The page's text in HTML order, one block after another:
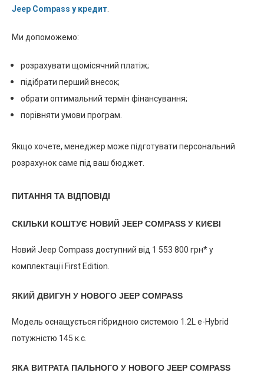
Jeep Compass у кредит
Ми допоможемо:
розрахувати щомісячний платіж;
підібрати перший внесок;
обрати оптимальний термін фінансування;
порівняти умови програм.
Якщо хочете, менеджер може підготувати персональний
розрахунок саме під ваш бюджет.
ПИТАННЯ ТА ВІДПОВІДІ
СКІЛЬКИ КОШТУЄ НОВИЙ JEEP COMPASS У КИЄВІ
Новий Jeep Compass доступний від 1 553 800 грн* у
комплектації First Edition.
ЯКИЙ ДВИГУН У НОВОГО JEEP COMPASS
Модель оснащується гібридною системою 1.2L e-Hybrid
потужністю 145 к.с.
ЯКА ВИТРАТА ПАЛЬНОГО У НОВОГО JEEP COMPASS